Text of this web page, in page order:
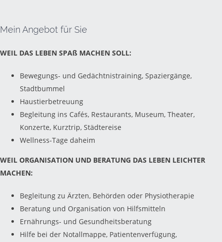
Mein Angebot für Sie
WEIL DAS LEBEN SPAß MACHEN SOLL:
Bewegungs- und Gedächtnistraining, Spaziergänge,
Stadtbummel
Haustierbetreuung
Begleitung ins Cafés, Restaurants, Museum, Theater,
Konzerte, Kurztrip, Städtereise
Wellness-Tage daheim
WEIL ORGANISATION UND BERATUNG DAS LEBEN LEICHTER
MACHEN:
Begleitung zu Ärzten, Behörden oder Physiotherapie
Beratung und Organisation von Hilfsmitteln
Ernährungs- und Gesundheitsberatung
Hilfe bei der Notallmappe, Patientenverfügung,